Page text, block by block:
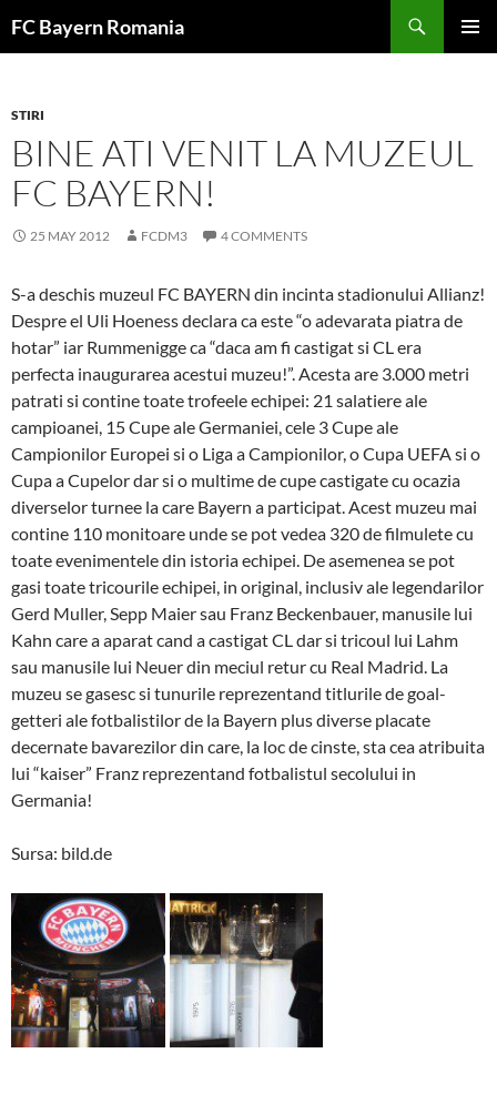
toFC Bayern Romania
STIRI
BINE ATI VENIT LA MUZEUL
FC BAYERN!
25 MAY 2012 FCDM3 4 COMMENTS
S-a deschis muzeul FC BAYERN din incinta stadionului Allianz!
Despre el Uli Hoeness declara ca este “o adevarata piatra de
hotar” iar Rummenigge ca “daca am fi castigat si CL era
perfecta inaugurarea acestui muzeu!”. Acesta are 3.000 metri
patrati si contine toate trofeele echipei: 21 salatiere ale
campioanei, 15 Cupe ale Germaniei, cele 3 Cupe ale
Campionilor Europei si o Liga a Campionilor, o Cupa UEFA si o
Cupa a Cupelor dar si o multime de cupe castigate cu ocazia
diverselor turnee la care Bayern a participat. Acest muzeu mai
contine 110 monitoare unde se pot vedea 320 de filmulete cu
toate evenimentele din istoria echipei. De asemenea se pot
gasi toate tricourile echipei, in original, inclusiv ale legendarilor
Gerd Muller, Sepp Maier sau Franz Beckenbauer, manusile lui
Kahn care a aparat cand a castigat CL dar si tricoul lui Lahm
sau manusile lui Neuer din meciul retur cu Real Madrid. La
muzeu se gasesc si tunurile reprezentand titlurile de goal-
getteri ale fotbalistilor de la Bayern plus diverse placate
decernate bavarezilor din care, la loc de cinste, sta cea atribuita
lui “kaiser” Franz reprezentand fotbalistul secolului in
Germania!
Sursa: bild.de